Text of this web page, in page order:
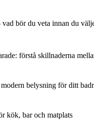
bör du veta innan du
förstå skillnaderna
belysning för ditt
kök, bar och matplats